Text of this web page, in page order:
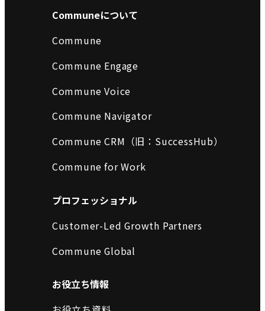
Communeについて
Commune
Commune Engage
Commune Voice
Commune Navigator
Commune CRM（旧：SuccessHub）
Commune for Work
プロフェッショナル
Customer-Led Growth Partners
Commune Global
お役立ち情報